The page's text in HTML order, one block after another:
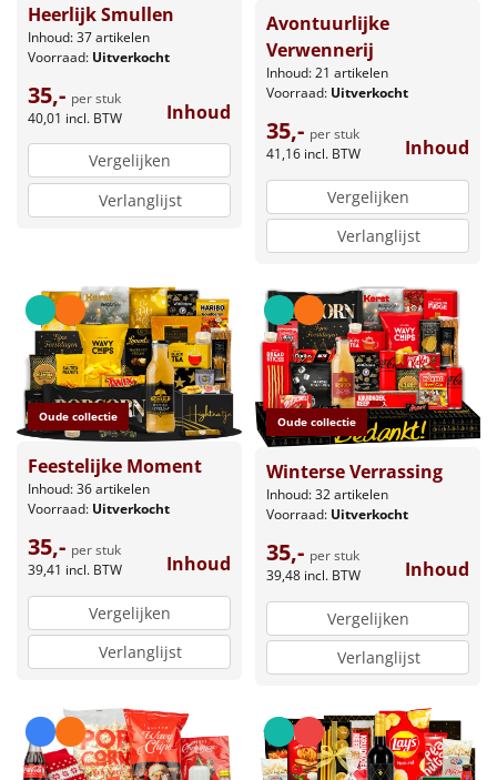
Heerlijk Smullen
Inhoud: 37 artikelen
Voorraad: Uitverkocht
35,- per stuk
40,01 incl. BTW Inhoud
Vergelijken
Verlanglijst
Avontuurlijke
Verwennerij
Inhoud: 21 artikelen
Voorraad: Uitverkocht
35,- per stuk
41,16 incl. BTW Inhoud
Vergelijken
Verlanglijst
Oude collectie
Feestelijke Moment
Inhoud: 36 artikelen
Voorraad: Uitverkocht
35,- per stuk
39,41 incl. BTW Inhoud
Vergelijken
Verlanglijst
Oude collectie
Winterse Verrassing
Inhoud: 32 artikelen
Voorraad: Uitverkocht
35,- per stuk
39,48 incl. BTW Inhoud
Vergelijken
Verlanglijst